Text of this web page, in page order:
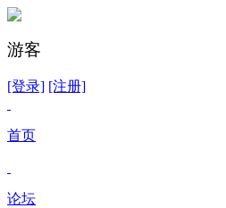
游客
[登录] [注册]
首页
论坛